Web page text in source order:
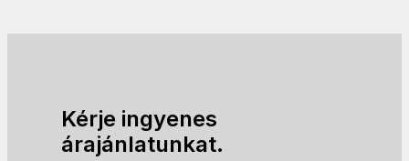
Kérje ingyenes
árajánlatunkat.